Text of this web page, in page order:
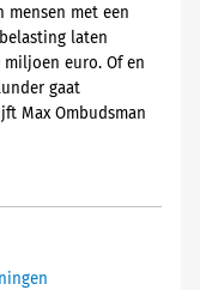
mensen met een
laten
miljoen euro. Of en
gaat
Max Ombudsman